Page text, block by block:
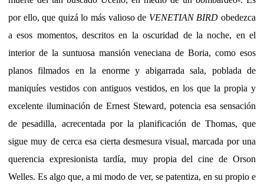
por ello, que quizá lo más valioso de VENETIAN BIRD obedezca
a esos momentos, descritos en la oscuridad de la noche, en el
interior de la suntuosa mansión veneciana de Boria, como esos
planos filmados en la enorme y abigarrada sala, poblada de
maniquíes vestidos con antiguos vestidos, en los que la propia y
excelente iluminación de Ernest Steward, potencia esa sensación
de pesadilla, acrecentada por la planificación de Thomas, que
sigue muy de cerca esa cierta desmesura visual, marcada por una
querencia expresionista tardía, muy propia del cine de Orson
Welles. Es algo que, a mi modo de ver, se patentiza, en su propio e